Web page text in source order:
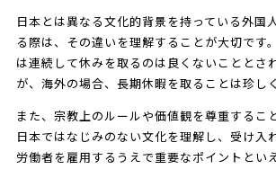
日本とは異なる文化的背景を持っている外国
る際は、その違いを理解することが大切です
は連続して休みを取るのは良くないこととさ
が、海外の場合、長期休暇を取ることは珍し
また、宗教上のルールや価値観を尊重するこ
日本ではなじみのない文化を理解し、受け入
労働者を雇用するうえで重要なポイントとい